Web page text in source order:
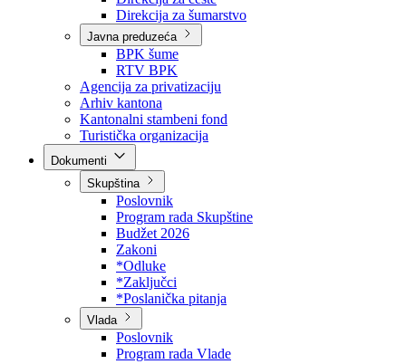
Direkcije
Direkcija za robne rezerve
Direkcija za ceste
Direkcija za šumarstvo
Javna preduzeća
BPK šume
RTV BPK
Agencija za privatizaciju
Arhiv kantona
Kantonalni stambeni fond
Turistička organizacija
Skupština
Poslovnik
Program rada Skupštine
Budžet 2026
Zakoni
*Odluke
*Zaključci
*Poslanička pitanja